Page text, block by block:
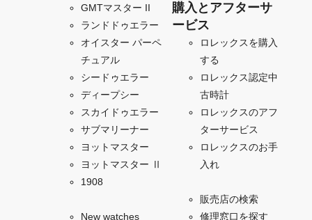
GMTマスター II
ランドドゥエラー
オイスター パーペ
チュアル
シードゥエラー
ディープシー
スカイドゥエラー
サブマリーナー
ヨットマスター
ヨットマスター Ⅱ
1908
New watches
購入とアフターサ
ービス
ロレックスを購入
する
ロレックス認定中
古時計
ロレックスのアフ
ターサービス
ロレックスのお手
入れ
販売店の検索
修理窓口を探す